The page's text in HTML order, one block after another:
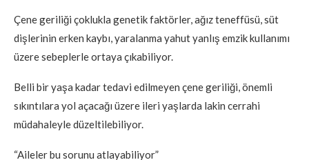
Çene geriliği çoklukla genetik faktörler, ağız teneffüsü, süt
dişlerinin erken kaybı, yaralanma yahut yanlış emzik kullanımı
üzere sebeplerle ortaya çıkabiliyor.
Belli bir yaşa kadar tedavi edilmeyen çene geriliği, önemli
sıkıntılara yol açacağı üzere ileri yaşlarda lakin cerrahi
müdahaleyle düzeltilebiliyor.
“Aileler bu sorunu atlayabiliyor”